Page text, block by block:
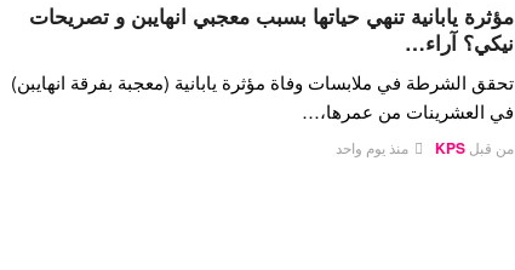
مؤثرة يابانية تنهي حياتها بسبب معجبي انهايبن و تصريحات
نيكي؟ آراء…
تحقق الشرطة في ملابسات وفاة مؤثرة يابانية (معجبة بفرقة انهايبن)
في العشرينات من عمرها،…
من قبلKPS منذ يوم واحد